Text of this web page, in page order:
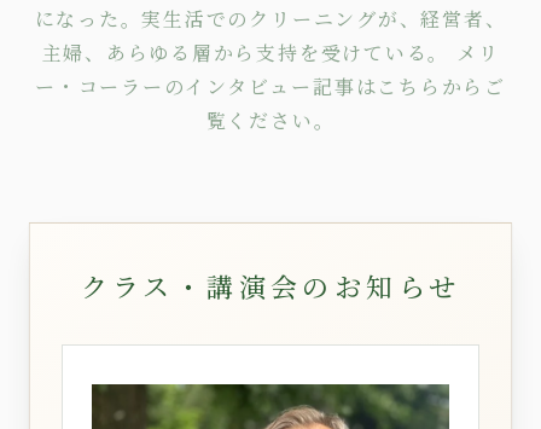
になった。実生活でのクリーニングが、経営者、
主婦、あらゆる層から支持を受けている。 メリ
ー・コーラーのインタビュー記事はこちら からご
覧ください。
クラス・講演会のお知らせ